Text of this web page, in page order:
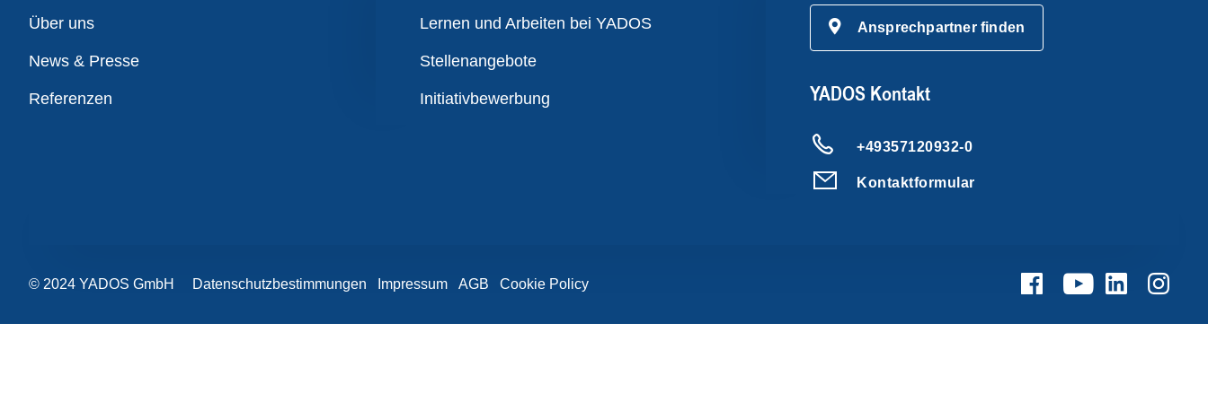
Übersicht
Über uns
News & Presse
Referenzen
Übersicht
Lernen und Arbeiten bei YADOS
Stellenangebote
Initiativbewerbung
Ansprechpartner finden
YADOS Kontakt
+49357120932-0
Kontaktformular
© 2024 YADOS GmbH Datenschutzbestimmungen Impressum AGB Cookie Policy